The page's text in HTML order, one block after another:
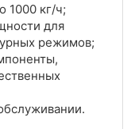
1000 кг/ч;
для
режимов;